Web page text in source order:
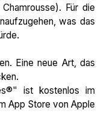
Für die
was das
Eine neue Art, das
ist kostenlos im
App Store von Apple